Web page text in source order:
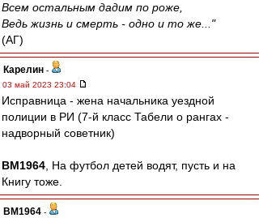
Всем остальным дадим по роже,
Ведь жизнь и смерть - одно и то же..."
(АГ)
Карелин -
03 май 2023 23:04
Исправница - жена начальника уездной
полиции в РИ (7-й класс Табели о рангах -
надворный советник)
BM1964 , На футбол детей водят, пусть и на
Книгу тоже.
BM1964 -